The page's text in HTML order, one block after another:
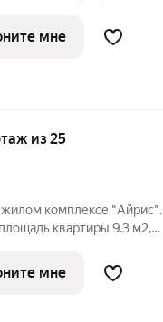
сторону, 1
мне
из 25
комплексе "Айрис".
квартиры 9.3 м2,
сторону, 1
мне